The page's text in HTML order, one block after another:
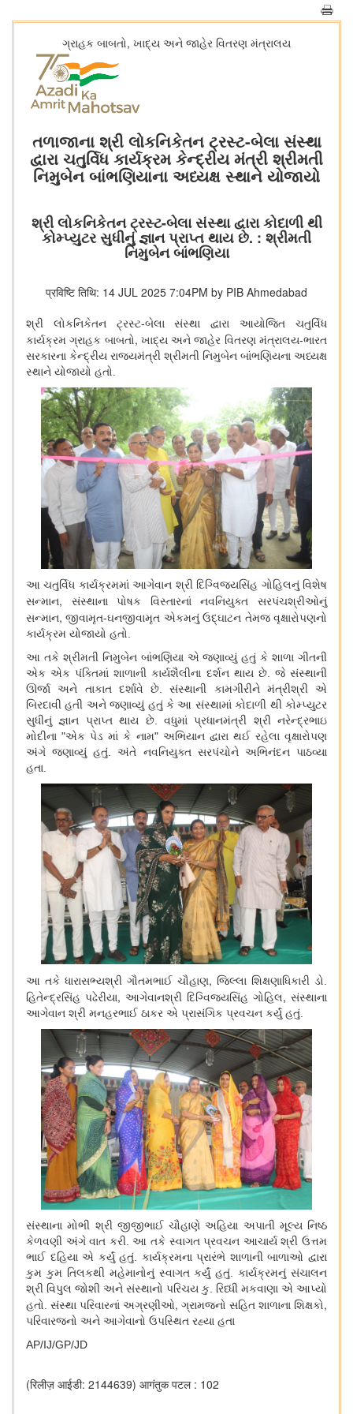
ગ્રાહક બાબતો, ખાદ્ય અને જાહેર વિતરણ મંત્રાલય
તળાજાના શ્રી લોકનિકેતન ટ્રસ્ટ-બેલા સંસ્થા
દ્વારા ચતુર્વિધ કાર્યક્રમ કેન્દ્રીય મંત્રી શ્રીમતી
નિમુબેન બાંભણિયાના અધ્યક્ષ સ્થાને યોજાયો
શ્રી લોકનિકેતન ટ્રસ્ટ-બેલા સંસ્થા દ્વારા કોદાળી થી
કોમ્પ્યુટર સુધીનું જ્ઞાન પ્રાપ્ત થાય છે. : શ્રીમતી
નિમુબેન બાંભણિયા
प्रविष्टि तिथि: 14 JUL 2025 7:04PM by PIB Ahmedabad
શ્રી લોકનિકેતન ટ્રસ્ટ-બેલા સંસ્થા દ્વારા આયોજિત ચતુર્વિધ
કાર્યક્રમ ગ્રાહક બાબતો, ખાદ્ય અને જાહેર વિતરણ મંત્રાલય-ભારત
સરકારના કેન્દ્રીય રાજ્યમંત્રી શ્રીમતી નિમુબેન બાંભણિયના અધ્યક્ષ
સ્થાને યોજાયો હતો.
આ ચતુર્વિધ કાર્યક્રમમાં આગેવાન શ્રી દિગ્વિજયસિંહ ગોહિલનું વિશેષ
સન્માન,
સંસ્થાના પોષક વિસ્તારનાં નવનિયુક્ત સરપંચશ્રીઓનું
સન્માન,જીવામૃત-ઘનજીવામૃત એકમનું ઉદ્ઘાટન તેમજ વૃક્ષારોપણનો
કાર્યક્રમ યોજાયો હતો.
આ તકે શ્રીમતી નિમુબેન બાંભણિયા એ જણાવ્યું હતું કે શાળા ગીતની
એક એક પંક્તિમાં શાળાની કાર્યશૈલીના દર્શન થાય છે. જે સંસ્થાની
ઊર્જા અને તાકાત દર્શાવે છે. સંસ્થાની કામગીરીને મંત્રીશ્રી એ
બિરદાવી હતી અને જણાવ્યું હતું કે આ સંસ્થામાં કોદાળી થી કોમ્પ્યુટર
સુધીનું જ્ઞાન પ્રાપ્ત થાય છે. વધુમાં પ્રધાનમંત્રી શ્રી નરેન્દ્રભાઇ
મોદીના "એક પેડ માં કે નામ" અભિયાન દ્વારા થઈ રહેલા વૃક્ષારોપણ
અંગે જણાવ્યું હતું. અંતે નવનિયુક્ત સરપંચોને અભિનંદન પાઠવ્યા
હતા.
આ તકે ધારાસભ્યશ્રી ગૌતમભાઈ ચૌહાણ, જિલ્લા શિક્ષણાધિકારી ડો.
હિતેન્દ્રસિંહ પઢેરીયા, આગેવાનશ્રી દિગ્વિજયસિંહ ગોહિલ, સંસ્થાના
આગેવાન શ્રી મનહરભાઈ ઠાકર એ પ્રાસંગિક પ્રવચન કર્યું હતું.
સંસ્થાના મોભી શ્રી જીજીભાઈ ચૌહાણે અહિયા અપાતી મૂલ્ય નિષ્ઠ
કેળવણી અંગે વાત કરી. આ તકે સ્વાગત પ્રવચન આચાર્ય શ્રી ઉત્તમ
ભાઈ દહિયા એ કર્યું હતું. કાર્યક્રમના પ્રારંભે શાળાની બાળાઓ દ્વારા
કુમ કુમ તિલકથી મહેમાનોનું સ્વાગત કર્યું હતું. કાર્યક્રમનું સંચાલન
શ્રી વિપુલ જોશી અને સંસ્થાનો પરિચય કુ. રિધ્ધી મકવાણા એ આપ્યો
હતો. સંસ્થા પરિવારનાં અગ્રણીઓ, ગ્રામજનો સહિત શાળાના શિક્ષકો,
પરિવારજનો અને આગેવાનો ઉપસ્થિત રહ્યા હતા
AP/IJ/GP/JD
(रिलीज़ आईडी: 2144639) आगंतुक पटल : 102